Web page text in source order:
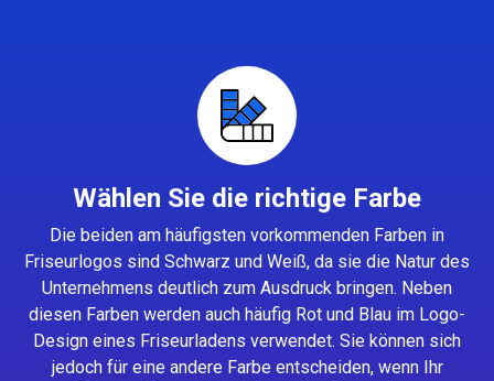
Wählen Sie die richtige Farbe
Die beiden am häufigsten vorkommenden Farben in
Friseurlogos sind Schwarz und Weiß, da sie die Natur des
Unternehmens deutlich zum Ausdruck bringen. Neben
diesen Farben werden auch häufig Rot und Blau im Logo-
Design eines Friseurladens verwendet. Sie können sich
jedoch für eine andere Farbe entscheiden, wenn Ihr